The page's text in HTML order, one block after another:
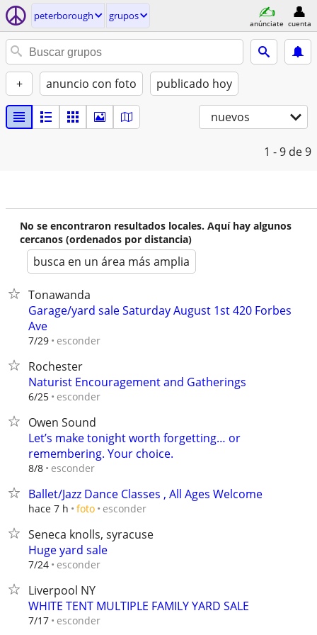
peterborough grupos
anúnciate cuenta
+ anuncio con foto publicado hoy
nuevos
1 - 9 de 9
No se encontraron resultados locales. Aquí hay algunos
cercanos (ordenados por distancia)
busca en un área más amplia
Tonawanda
Garage/yard sale Saturday August 1st 420 Forbes
Ave
7/29 esconder
Rochester
Naturist Encouragement and Gatherings
6/25 esconder
Owen Sound
Let’s make tonight worth forgetting… or
remembering. Your choice.
8/8 esconder
Ballet/Jazz Dance Classes , All Ages Welcome
hace 7 h foto esconder
Seneca knolls, syracuse
Huge yard sale
7/24 esconder
Liverpool NY
WHITE TENT MULTIPLE FAMILY YARD SALE
7/17 esconder